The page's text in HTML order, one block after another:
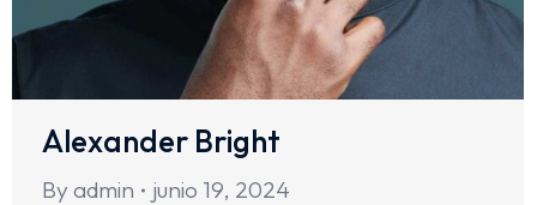
Alexander Bright
By admin
junio 19, 2024